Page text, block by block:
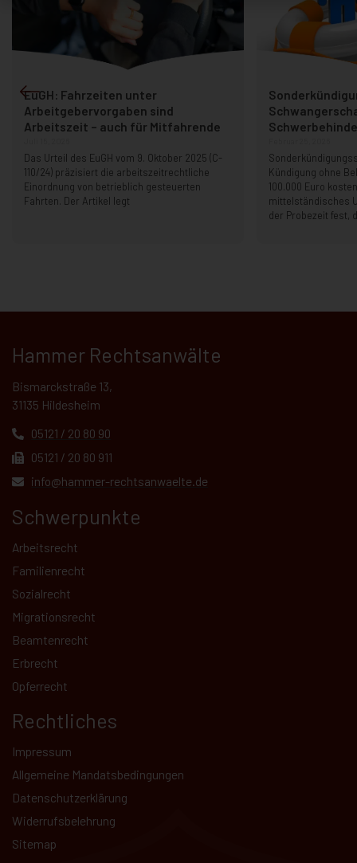
EuGH: Fahrzeiten unter
Arbeitgebervorgaben sind
Arbeitszeit – auch für Mitfahrende
Das Urteil des EuGH vom 9. Oktober 2025 (C-
110/24) präzisiert die arbeitszeitrechtliche
Einordnung von betrieblich gesteuerten
Fahrten. Der Artikel legt
Kündigung ohne
100.000 Euro
mittelständisches
der Probezeit fest,
Hammer Rechtsanwälte
Bismarckstraße 13,
31135 Hildesheim
05121 / 20 80 90
05121 / 20 80 911
info@hammer-rechtsanwaelte.de
Schwerpunkte
Arbeitsrecht
Familienrecht
Sozialrecht
Migrationsrecht
Beamtenrecht
Erbrecht
Opferrecht
Rechtliches
Impressum
Allgemeine Mandatsbedingungen
Datenschutz­erklärung
Widerrufsbelehrung
Sitemap
Kundenbewertungen und Erfahrungen zu
Hammer Rechtsanwälte